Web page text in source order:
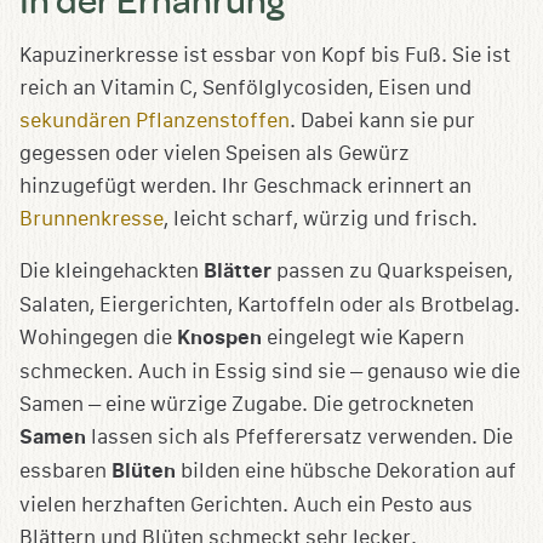
Kapuzinerkresse ist essbar von Kopf bis Fuß. Sie ist
reich an Vitamin C, Senfölglycosiden, Eisen und
sekundären Pflanzenstoffen. Dabei kann sie pur
gegessen oder vielen Speisen als Gewürz
hinzugefügt werden. Ihr Geschmack erinnert an
Brunnenkresse, leicht scharf, würzig und frisch.
Die kleingehackten Blätter passen zu Quarkspeisen,
Salaten, Eiergerichten, Kartoffeln oder als Brotbelag.
Wohingegen die Knospen eingelegt wie Kapern
schmecken. Auch in Essig sind sie – genauso wie die
Samen – eine würzige Zugabe. Die getrockneten
Samen lassen sich als Pfefferersatz verwenden. Die
essbaren Blüten bilden eine hübsche Dekoration auf
vielen herzhaften Gerichten. Auch ein Pesto aus
Blättern und Blüten schmeckt sehr lecker.